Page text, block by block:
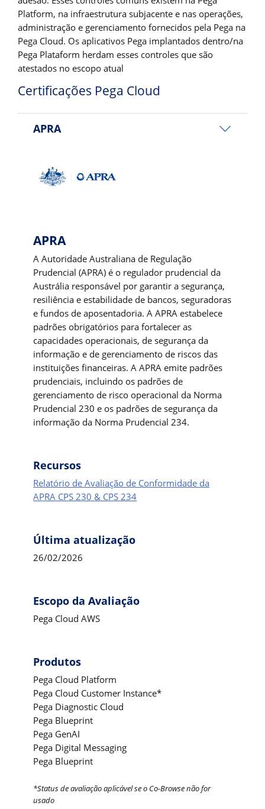
Platform, na infraestrutura subjacente e nas operações,
administração e gerenciamento fornecidos pela Pega na
Pega Cloud. Os aplicativos Pega implantados dentro/na
Pega Plataform herdam esses controles que são
atestados no escopo atual
Certificações Pega Cloud
APRA
APRA
A Autoridade Australiana de Regulação
Prudencial (APRA) é o regulador prudencial da
Austrália responsável por garantir a segurança,
resiliência e estabilidade de bancos, seguradoras
e fundos de aposentadoria. A APRA estabelece
padrões obrigatórios para fortalecer as
capacidades operacionais, de segurança da
informação e de gerenciamento de riscos das
instituições financeiras. A APRA emite padrões
prudenciais, incluindo os padrões de
gerenciamento de risco operacional da Norma
Prudencial 230 e os padrões de segurança da
informação da Norma Prudencial 234.
Recursos
Relatório de Avaliação de Conformidade da
APRA CPS 230 & CPS 234
Última atualização
26/02/2026
Escopo da Avaliação
Pega Cloud AWS
Produtos
Pega Cloud Platform
Pega Cloud Customer Instance*
Pega Diagnostic Cloud
Pega Blueprint
Pega GenAI
Pega Digital Messaging
Pega Blueprint
*Status de avaliação aplicável se o Co-Browse não for
usado